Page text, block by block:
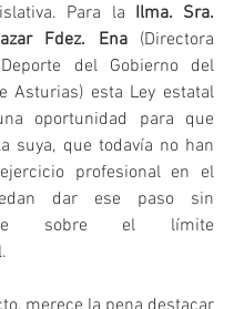
Para la Ilma. Sra.
Fdez. Ena (Directora
del Gobierno del
Asturias) esta Ley estatal
oportunidad para que
suya, que todavía no han
profesional en el
dar ese paso sin
sobre el límite